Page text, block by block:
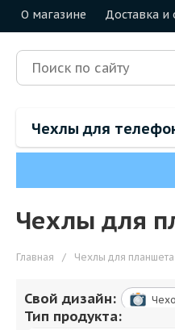
О магазине Доставка и
Чехлы для
Чехлы для
Главная / Чехлы для
Свой дизайн:
Тип продукта: